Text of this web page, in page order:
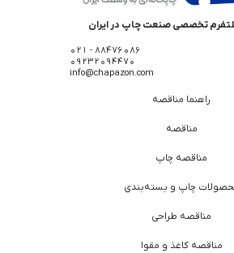
تخصصی صنعت چاپ در ایران
88476086 - 021
09232094470
info@chapazon.com
راهنما مناقصه
مناقصه
مناقصه چاپ
چاپ و بسته‌بندی
مناقصه طراحی
مناقصه کاغذ و مقوا